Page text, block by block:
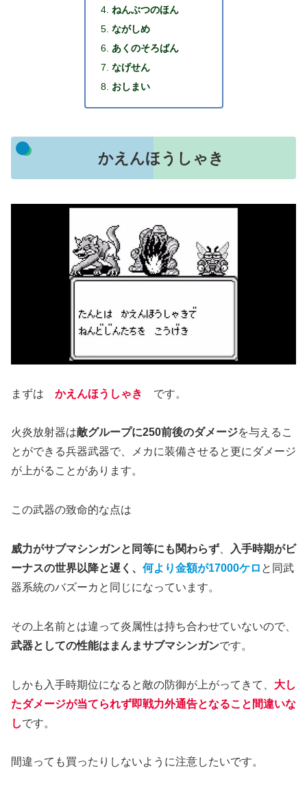
ねんぶつのほん
ながしめ
あくのそろばん
なげせん
おしまい
かえんほうしゃき
まずは かえんほうしゃき です。
火炎放射器は敵グループに250前後のダメージを与えるこ
とができる兵器武器で、メカに装備させると更にダメージ
が上がることがあります。
この武器の致命的な点は
威力がサブマシンガンと同等にも関わらず
入手時期がビ
ーナスの世界以降と遅く、 何より金額が17000ケロ と同武
器系統のバズーカと同じになっています。
その上名前とは違って炎属性は持ち合わせていないので、
武器としての性能はまんまサブマシンガンです。
しかも入手時期位になると敵の防御が上がってきて、 大し
たダメージが当てられず即戦力外通告となること間違いな
しです。
間違っても買ったりしないように注意したいです。